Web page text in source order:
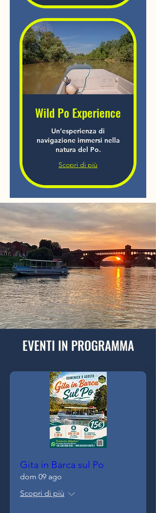
Wild Po Experience
Un’esperienza di
navigazione immersi nella
natura del Po.
Scopri di più
EVENTI IN PROGRAMMA
Gita in Barca sul Po
dom 09 ago
Scopri di più